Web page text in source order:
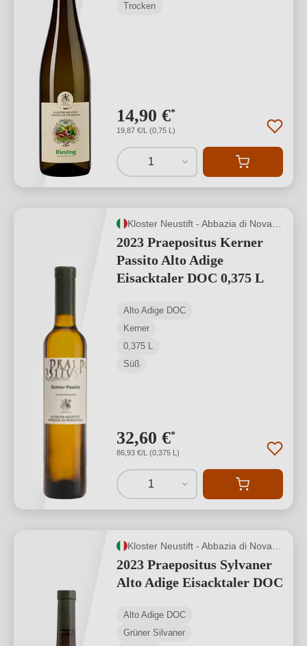
Trocken
14,90 €*
19,87 €/L (0,75 L)
1
2023 Praepositus Kerner
Passito Alto Adige
Eisacktaler DOC 0,375 L
Alto Adige DOC
Kerner
0,375 L
Süß
32,60 €*
86,93 €/L (0,375 L)
1
2023 Praepositus Sylvaner
Alto Adige Eisacktaler DOC
Alto Adige DOC
Grüner Silvaner